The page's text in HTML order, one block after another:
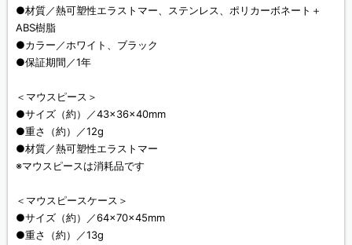
●材質／熱可塑性エラストマー、ステンレス、ポリカーボネート＋
ABS樹脂
●カラー／ホワイト、ブラック
●保証期間／1年
＜マウスピース＞
●サイズ（約）／43×36×40mm
●重さ（約）／12g
●材質／熱可塑性エラストマー
※マウスピースは消耗品です
＜マウスピースケース＞
●サイズ（約）／64×70×45mm
●重さ（約）／13g